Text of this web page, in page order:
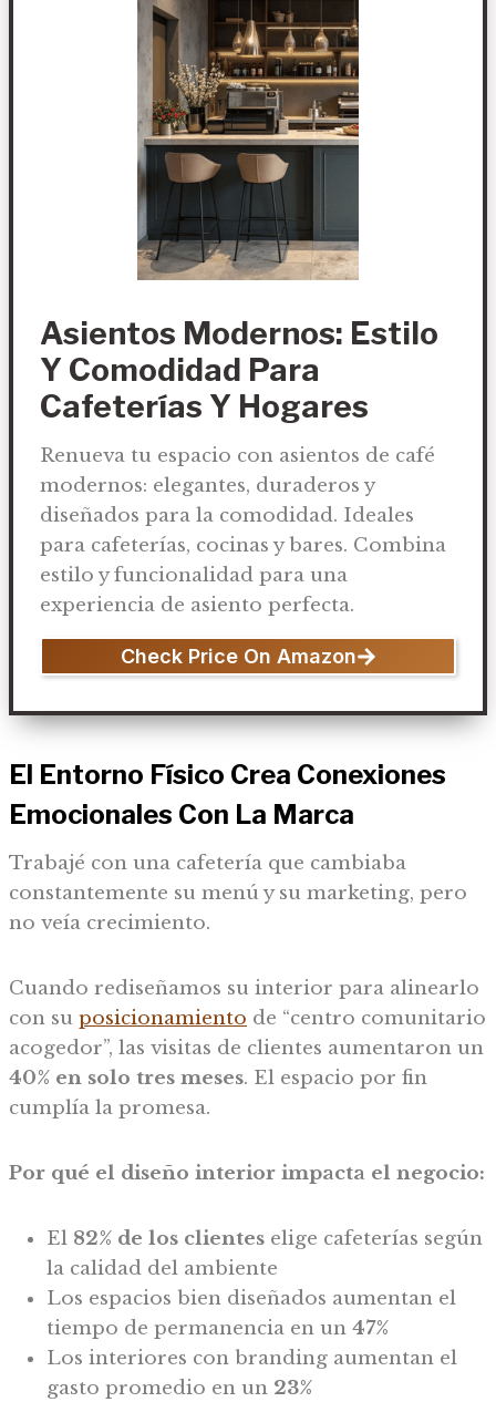
Asientos Modernos: Estilo
Y Comodidad Para
Cafeterías Y Hogares
Renueva tu espacio con asientos de café
modernos: elegantes, duraderos y
diseñados para la comodidad. Ideales
para cafeterías, cocinas y bares. Combina
estilo y funcionalidad para una
experiencia de asiento perfecta.
Check Price On Amazon
El Entorno Físico Crea Conexiones
Emocionales Con La Marca
Trabajé con una cafetería que cambiaba
constantemente su menú y su marketing, pero
no veía crecimiento.
Cuando rediseñamos su interior para alinearlo
con su posicionamiento de “centro comunitario
acogedor”, las visitas de clientes aumentaron un
40% en solo tres meses. El espacio por fin
cumplía la promesa.
Por qué el diseño interior impacta el negocio:
El 82% de los clientes elige cafeterías según
la calidad del ambiente
Los espacios bien diseñados aumentan el
tiempo de permanencia en un 47%
Los interiores con branding aumentan el
gasto promedio en un 23%